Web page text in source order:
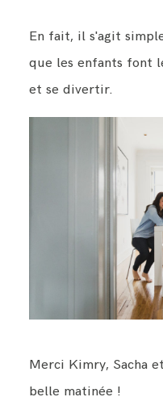
En fait, il s'agit
que les enfants font
et se divertir.
Merci Kimry, Sacha
belle matinée !